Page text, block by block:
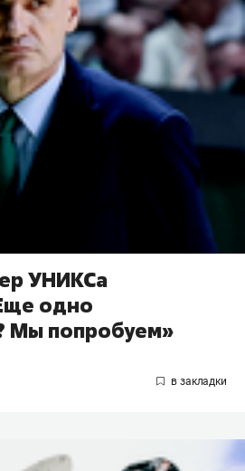
УНИКСа
одно
Мы попробуем»